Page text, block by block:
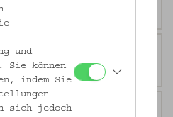
eingerüstet? Früher hing vor
auf sich?
und
können
indem Sie
sich jedoch